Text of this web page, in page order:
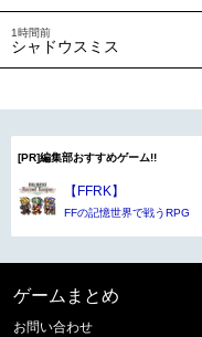
1時間前
シャドウスミス
[PR]編集部おすすめゲーム!!
【FFRK】
FFの記憶世界で戦うRPG
ゲームまとめ
お問い合わせ